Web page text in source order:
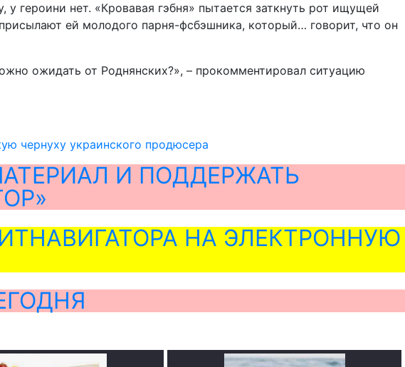
героини нет. «Кровавая гэбня» пытается заткнуть рот ищущей
ей молодого парня-фсбэшника, который… говорит, что он
ожидать от Роднянских?», – прокомментировал ситуацию
чернуху украинского продюсера
И ПОДДЕРЖАТЬ
НА ЭЛЕКТРОННУЮ